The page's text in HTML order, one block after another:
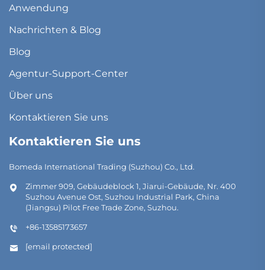
Anwendung
Nachrichten & Blog
Blog
Agentur-Support-Center
Über uns
Kontaktieren Sie uns
Kontaktieren Sie uns
Bomeda International Trading (Suzhou) Co., Ltd.
Zimmer 909, Gebäudeblock 1, Jiarui-Gebäude, Nr. 400
Suzhou Avenue Ost, Suzhou Industrial Park, China
(Jiangsu) Pilot Free Trade Zone, Suzhou.
+86-13585173657
[email protected]